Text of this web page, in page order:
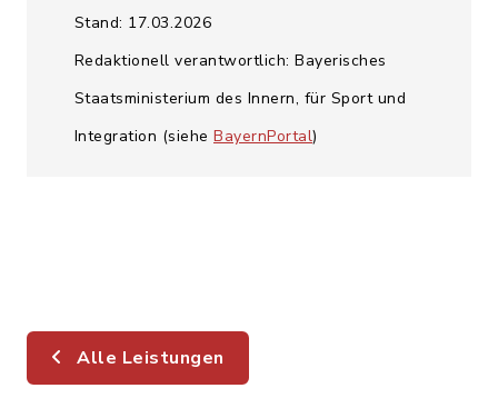
Stand: 17.03.2026
Redaktionell verantwortlich: Bayerisches
Staatsministerium des Innern, für Sport und
Integration (siehe BayernPortal)
Alle Leistungen